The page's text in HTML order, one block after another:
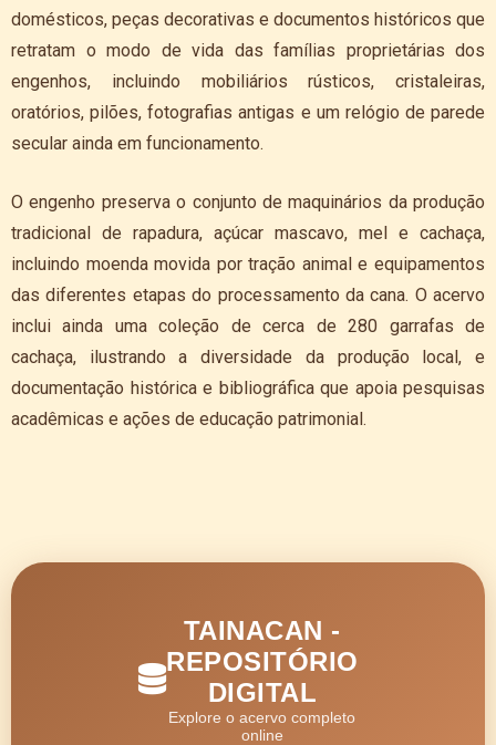
domésticos, peças decorativas e documentos históricos que
retratam o modo de vida das famílias proprietárias dos
engenhos, incluindo mobiliários rústicos, cristaleiras,
oratórios, pilões, fotografias antigas e um relógio de parede
secular ainda em funcionamento.
O engenho preserva o conjunto de maquinários da produção
tradicional de rapadura, açúcar mascavo, mel e cachaça,
incluindo moenda movida por tração animal e equipamentos
das diferentes etapas do processamento da cana. O acervo
inclui ainda uma coleção de cerca de 280 garrafas de
cachaça, ilustrando a diversidade da produção local, e
documentação histórica e bibliográfica que apoia pesquisas
acadêmicas e ações de educação patrimonial.
TAINACAN -
REPOSITÓRIO
DIGITAL
Explore o acervo completo
online